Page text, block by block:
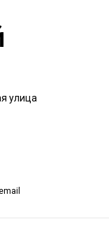
улица